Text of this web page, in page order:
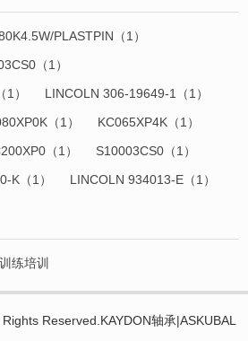
PLASTPIN（1）
（1）
）
LINCOLN 306-19649-1（1）
（1）
KC065XP4K（1）
（1）
S10003CS0（1）
K（1）
LINCOLN 934013-E（1）
练培训
Reserved.KAYDON轴承|ASKUBAL